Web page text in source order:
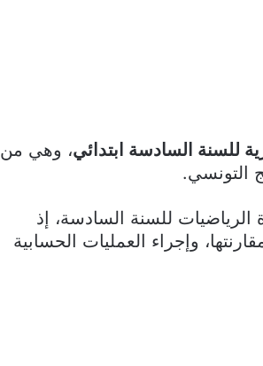
للسنة السادسة ابتدائي، وهي من
التونسي.
للسنة السادسة، إذ
وإجراء العمليات الحسابية